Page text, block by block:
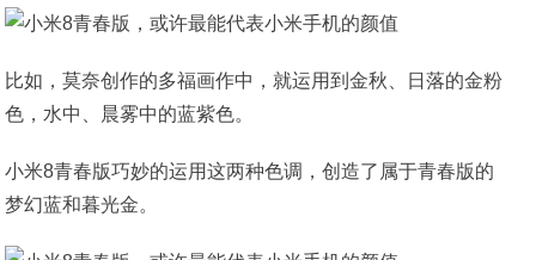
比如，莫奈创作的多福画作中，就运用到金秋、日落的金粉
色，水中、晨雾中的蓝紫色。
小米8青春版巧妙的运用这两种色调，创造了属于青春版的
梦幻蓝和暮光金。